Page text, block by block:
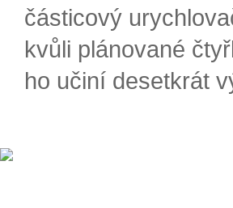
částicový
kvůli plánované
ho učiní desetkrát